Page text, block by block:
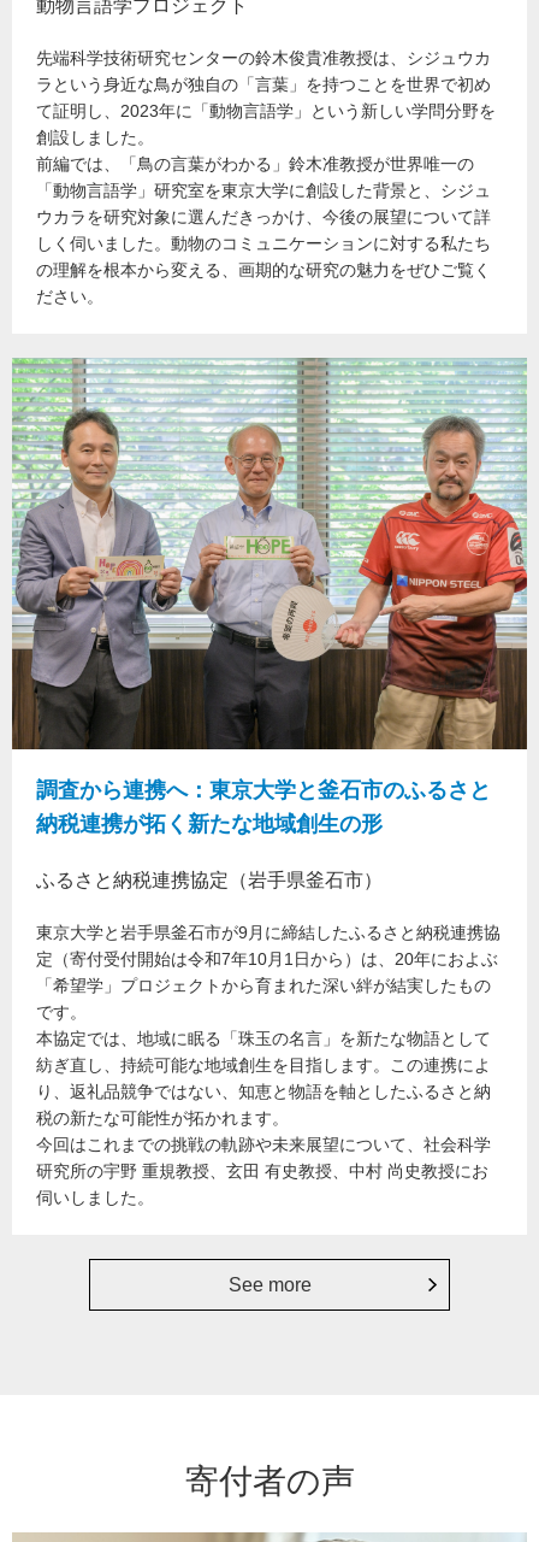
動物言語学プロジェクト
先端科学技術研究センターの鈴木俊貴准教授は、シジュウカ
ラという身近な鳥が独自の「言葉」を持つことを世界で初め
て証明し、2023年に「動物言語学」という新しい学問分野を
創設しました。
前編では、「鳥の言葉がわかる」鈴木准教授が世界唯一の
「動物言語学」研究室を東京大学に創設した背景と、シジュ
ウカラを研究対象に選んだきっかけ、今後の展望について詳
しく伺いました。動物のコミュニケーションに対する私たち
の理解を根本から変える、画期的な研究の魅力をぜひご覧く
ださい。
調査から連携へ：東京大学と釜石市のふるさと
納税連携が拓く新たな地域創生の形
ふるさと納税連携協定（岩手県釜石市）
東京大学と岩手県釜石市が9月に締結したふるさと納税連携協
定（寄付受付開始は令和7年10月1日から）は、20年におよぶ
「希望学」プロジェクトから育まれた深い絆が結実したもの
です。
本協定では、地域に眠る「珠玉の名言」を新たな物語として
紡ぎ直し、持続可能な地域創生を目指します。この連携によ
り、返礼品競争ではない、知恵と物語を軸としたふるさと納
税の新たな可能性が拓かれます。
今回はこれまでの挑戦の軌跡や未来展望について、社会科学
研究所の宇野 重規教授、玄田 有史教授、中村 尚史教授にお
伺いしました。
See more
寄付者の声